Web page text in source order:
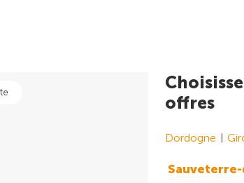
offres
Dordogne